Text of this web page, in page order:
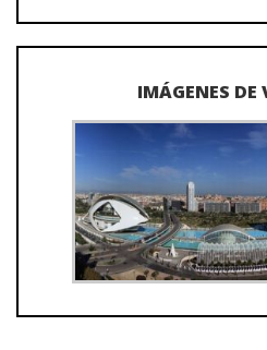
IMÁGENES DE